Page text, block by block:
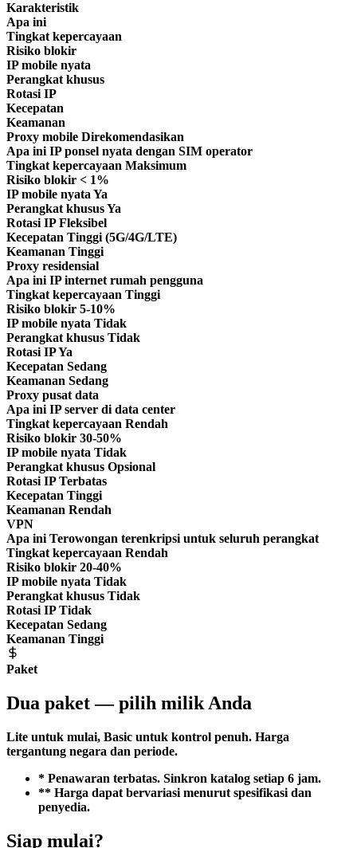
Karakteristik
Apa ini
Tingkat kepercayaan
Risiko blokir
IP mobile nyata
Perangkat khusus
Rotasi IP
Kecepatan
Keamanan
Proxy mobile Direkomendasikan
Apa iniIP ponsel nyata dengan SIM operator
Tingkat kepercayaan Maksimum
Risiko blokir < 1%
IP mobile nyataYa
Perangkat khususYa
Rotasi IPFleksibel
Kecepatan Tinggi (5G/4G/LTE)
Keamanan Tinggi
Proxy residensial
Apa iniIP internet rumah pengguna
Tingkat kepercayaan Tinggi
Risiko blokir 5-10%
IP mobile nyata Tidak
Perangkat khusus Tidak
Rotasi IPYa
Kecepatan Sedang
Keamanan Sedang
Proxy pusat data
Apa iniIP server di data center
Tingkat kepercayaan Rendah
Risiko blokir 30-50%
IP mobile nyata Tidak
Perangkat khusus Opsional
Rotasi IPTerbatas
Kecepatan Tinggi
Keamanan Rendah
VPN
Apa iniTerowongan terenkripsi untuk seluruh perangkat
Tingkat kepercayaan Rendah
Risiko blokir 20-40%
IP mobile nyata Tidak
Perangkat khusus Tidak
Rotasi IPTidak
Kecepatan Sedang
Keamanan Tinggi
Paket
Dua paket — pilih milik Anda
Lite untuk mulai, Basic untuk kontrol penuh. Harga
tergantung negara dan periode.
* Penawaran terbatas. Sinkron katalog setiap 6 jam.
** Harga dapat bervariasi menurut spesifikasi dan
penyedia.
Siap mulai?